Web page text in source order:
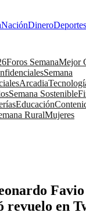
NaciónDineroDeportes
Foros SemanaMejor
Semana
Arcadia
Semana Sostenible
Educación
RuralMujeres
Favio
revuelo en